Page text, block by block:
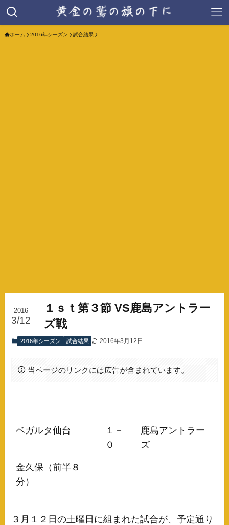
ホーム 2016年シーズン 試合結果
１ｓｔ第３節 VS鹿島アントラー
ズ戦
2016
3/12
2016年シーズン 試合結果 2016年3月12日
当ページのリンクには広告が含まれています。
ベガルタ仙台
１－
０
鹿島アントラー
ズ
金久保（前半８
分）
３月１２日の土曜日に組まれた試合が、予定通り